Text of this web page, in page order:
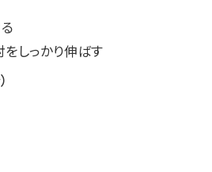
をしっかり伸ばす